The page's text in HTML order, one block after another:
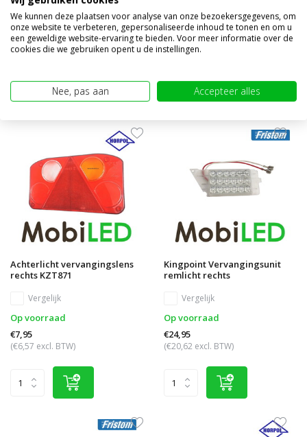
Vergelijk
Op voorraad
€7,95
(€6,57 excl. BTW)
Op voorraad
€24,95
(€20,62 excl. BTW)
Achterlicht vervangingslens
rechts KZT871
Vergelijk
Op voorraad
€7,95
(€6,57 excl. BTW)
Kingpoint Vervangingsunit
remlicht rechts
Vergelijk
Op voorraad
€24,95
(€20,62 excl. BTW)
We kunnen deze plaatsen voor analyse van onze bezoekersgegevens, om
onze website te verbeteren, gepersonaliseerde inhoud te tonen en om u
een geweldige website-ervaring te bieden. Voor meer informatie over de
cookies die we gebruiken opent u de instellingen.
Nee, pas aan Accepteer alles